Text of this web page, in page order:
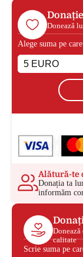
Donează
Alege suma pe
Alătură-te
Donația ta
informăm
calitate
Scrie suma pe